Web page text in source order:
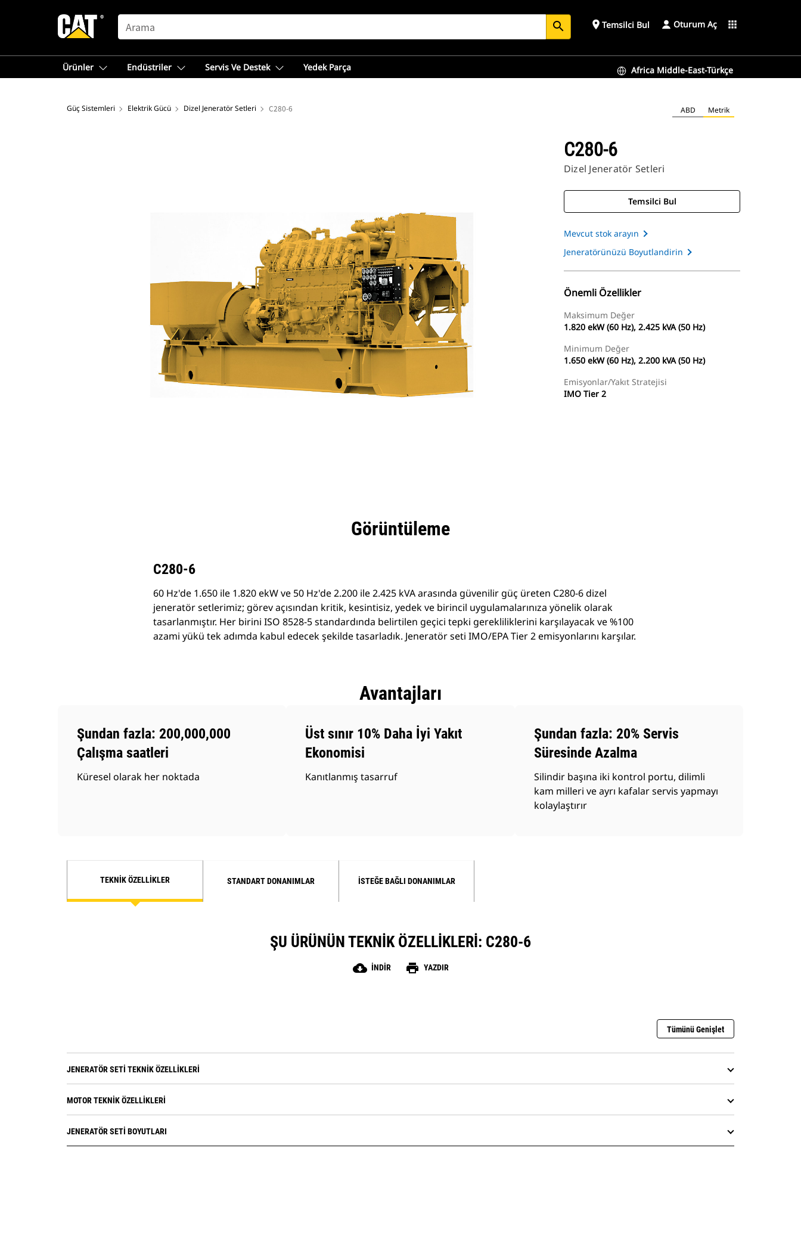
SEARCH search place Temsilci Bul Oturum Aç apps
Ürünler Endüstriler Servis Ve Destek Yedek Parça Africa Middle-East-Türkçe
Güç Sistemleri Elektrik Gücü Dizel Jeneratör Setleri C280-6 ABD Metrik
C280-6
Dizel Jeneratör Setleri
Temsilci Bul
Mevcut stok arayın
Jeneratörünüzü Boyutlandirin
Önemli Özellikler
Maksimum Değer
1.820 ekW (60 Hz), 2.425 kVA (50 Hz)
Minimum Değer
1.650 ekW (60 Hz), 2.200 kVA (50 Hz)
Emisyonlar/Yakıt Stratejisi
IMO Tier 2
Görüntüleme
C280-6
60 Hz'de 1.650 ile 1.820 ekW ve 50 Hz'de 2.200 ile 2.425 kVA arasında güvenilir güç üreten C280-6 dizel
jeneratör setlerimiz; görev açısından kritik, kesintisiz, yedek ve birincil uygulamalarınıza yönelik olarak
tasarlanmıştır. Her birini ISO 8528-5 standardında belirtilen geçici tepki gerekliliklerini karşılayacak ve %100
azami yükü tek adımda kabul edecek şekilde tasarladık. Jeneratör seti IMO/EPA Tier 2 emisyonlarını karşılar.
Avantajları
Şundan fazla: 200,000,000
Çalışma saatleri
Küresel olarak her noktada
Üst sınır 10% Daha İyi Yakıt
Ekonomisi
Kanıtlanmış tasarruf
Şundan fazla: 20% Servis
Süresinde Azalma
Silindir başına iki kontrol portu, dilimli
kam milleri ve ayrı kafalar servis yapmayı
kolaylaştırır
TEKNIK ÖZELLIKLER STANDART DONANIMLAR İSTEĞE BAĞLI DONANIMLAR
ŞU ÜRÜNÜN TEKNIK ÖZELLIKLERI: C280-6
cloud_download İNDIR print YAZDIR
Tümünü Genişlet
JENERATÖR SETI TEKNIK ÖZELLIKLERI
MOTOR TEKNIK ÖZELLIKLERI
JENERATÖR SETI BOYUTLARI